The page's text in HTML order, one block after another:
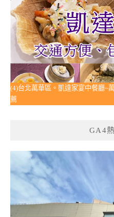
(4)台北萬華區。凱達家宴中餐廳~
薦
GA4